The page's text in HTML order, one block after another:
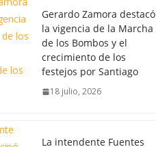
Gerardo Zamora destacó
la vigencia de la Marcha
de los Bombos y el
crecimiento de los
festejos por Santiago
18 julio, 2026
La intendente Fuentes